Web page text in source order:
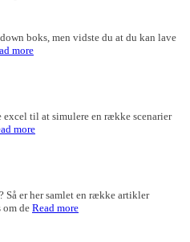
boks, men vidste du at du kan lave
more
til at simulere en række scenarier
more
Så er her samlet en række artikler
om de Read more